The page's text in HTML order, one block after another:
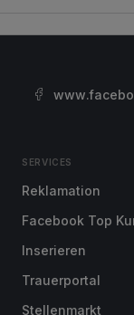
SERVICES
Reklamation
Facebook Top
Inserieren
Trauerportal
Stellenmarkt